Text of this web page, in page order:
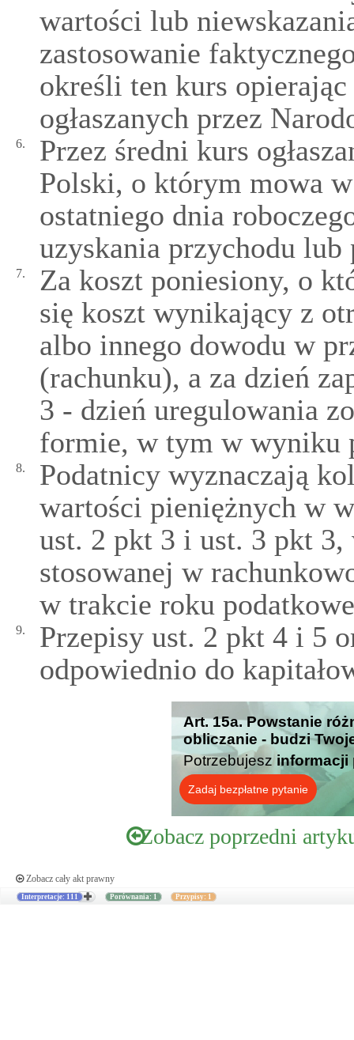
wartości lub
zastosowanie
określi ten kurs
ogłaszanych przez
6.
Przez średni kurs
Polski, o którym mowa
ostatniego dnia
uzyskania przychodu lub
7.
Za koszt poniesiony, o
się koszt wynikający z
albo innego dowodu w
(rachunku), a za dzień
3 - dzień uregulowania
formie, w tym w wyniku
8.
Podatnicy wyznaczają
wartości pieniężnych w
ust. 2 pkt 3 i ust. 3 pkt 3,
stosowanej w
w trakcie roku
9.
Przepisy ust. 2 pkt 4 i 5
odpowiednio do
Art. 15a. Powstanie
obliczanie - budzi
Potrzebujesz informacji
Zadaj bezpłatne pytanie
Zobacz poprzedni
Zobacz cały akt prawny
Interpretacje: 111 Porównania: 1 Przypisy: 1